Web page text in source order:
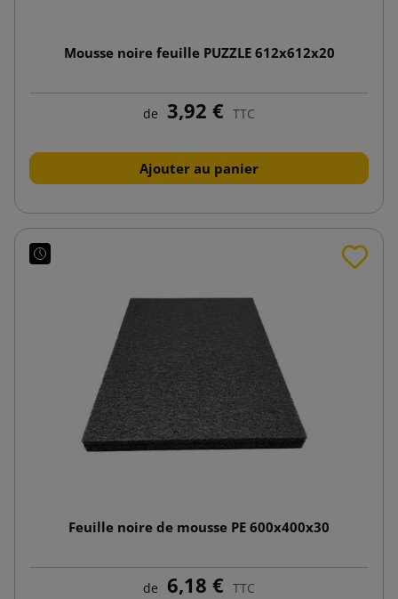
Mousse noire feuille PUZZLE 612x612x20
de 3,92 € TTC
Ajouter au panier
Feuille noire de mousse PE 600x400x30
de 6,18 € TTC